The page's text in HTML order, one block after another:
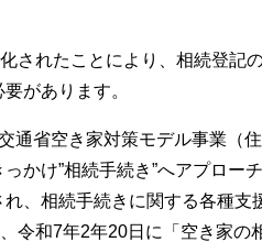
されたことにより、相続登記
があります。
通省空き家対策モデル事業（
かけ”相続手続き”へアプロー
、相続手続きに関する各種支
令和7年2年20日に「空き家の